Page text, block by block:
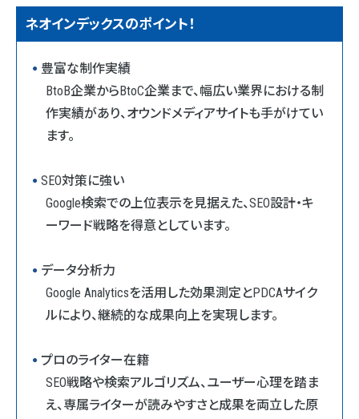
ネオインデックスのポイント！
豊富な制作実績
BtoB企業からBtoC企業まで、幅広い業界における制
作実績があり、オウンドメディアサイトも手がけてい
ます。
SEO対策に強い
Google検索での上位表示を見据えた、SEO設計・キ
ーワード戦略を得意としています。
データ分析力
Google Analyticsを活用した効果測定とPDCAサイク
ルにより、継続的な成果向上を実現します。
プロのライター在籍
SEO戦略や検索アルゴリズム、ユーザー心理を踏ま
え、専属ライターが読みやすさと成果を両立した原